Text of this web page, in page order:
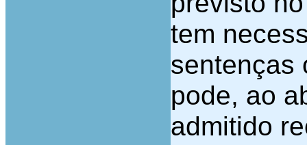
tem
sentenças
pode, ao
admitido